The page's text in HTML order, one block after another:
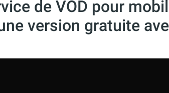
de VOD pour
version gratuite